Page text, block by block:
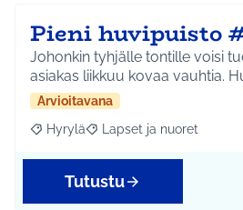
Pieni huvipuisto
Johonkin tyhjälle tontille voisi
asiakas liikkuu kovaa vauhtia.
Arvioitavana
Rajaa tulokset aihepiirin mukaan:
Hyrylä Rajaa tulokset teeman
Lapset ja nuoret
Tutustu